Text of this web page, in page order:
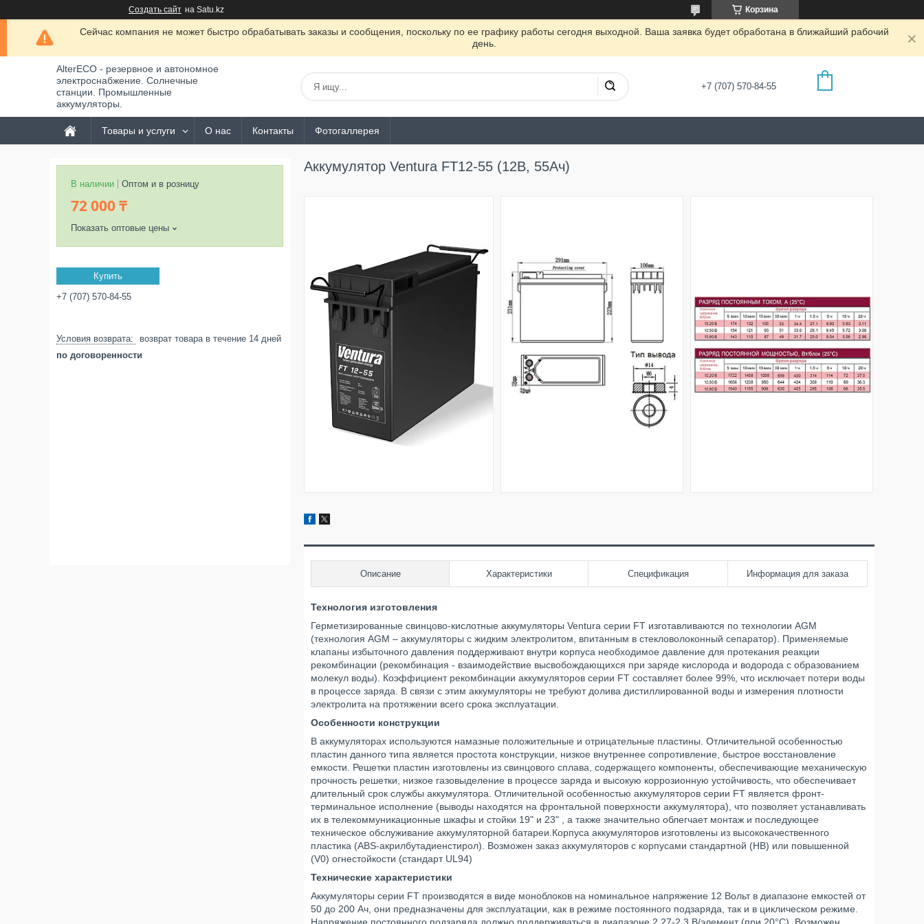
Создать сайт на Satu.kz Корзина
Сейчас компания не может быстро обрабатывать заказы и сообщения, поскольку по ее графику работы сегодня выходной. Ваша заявка будет обработана в ближайший рабочий
день.
AlterECO - резервное и автономное
электроснабжение. Солнечные
станции. Промышленные
аккумуляторы.
+7 (707) 570-84-55
Товары и услуги О нас Контакты Фотогаллерея
Аккумулятор Ventura FT12-55 (12В, 55Ач)
Описание Характеристики Спецификация Информация для заказа
Технология изготовления
Герметизированные свинцово-кислотные аккумуляторы Ventura серии FT изготавливаются по технологии AGM
(технология AGM – аккумуляторы с жидким электролитом, впитанным в стекловолоконный сепаратор). Применяемые
клапаны избыточного давления поддерживают внутри корпуса необходимое давление для протекания реакции
рекомбинации (рекомбинация - взаимодействие высвобождающихся при заряде кислорода и водорода с образованием
молекул воды). Коэффициент рекомбинации аккумуляторов серии FT составляет более 99%, что исключает потери воды
в процессе заряда. В связи с этим аккумуляторы не требуют долива дистиллированной воды и измерения плотности
электролита на протяжении всего срока эксплуатации.
Особенности конструкции
В аккумуляторах используются намазные положительные и отрицательные пластины. Отличительной особенностью
пластин данного типа является простота конструкции, низкое внутреннее сопротивление, быстрое восстановление
емкости. Решетки пластин изготовлены из свинцового сплава, содержащего компоненты, обеспечивающие механическую
прочность решетки, низкое газовыделение в процессе заряда и высокую коррозионную устойчивость, что обеспечивает
длительный срок службы аккумулятора. Отличительной особенностью аккумуляторов серии FT является фронт-
терминальное исполнение (выводы находятся на фронтальной поверхности аккумулятора), что позволяет устанавливать
их в телекоммуникационные шкафы и стойки 19ʺ и 23ʺ , а также значительно облегчает монтаж и последующее
техническое обслуживание аккумуляторной батареи.Корпуса аккумуляторов изготовлены из высококачественного
пластика (ABS-акрилбутадиенстирол). Возможен заказ аккумуляторов с корпусами стандартной (НВ) или повышенной
(V0) огнестойкости (стандарт UL94)
Технические характеристики
Аккумуляторы серии FT производятся в виде моноблоков на номинальное напряжение 12 Вольт в диапазоне емкостей от
50 до 200 Ач, они предназначены для эксплуатации, как в режиме постоянного подзаряда, так и в циклическом режиме.
В наличии Оптом и в розницу
72 000 ₸
Показать оптовые цены
Купить
+7 (707) 570-84-55
возврат товара в течение 14 дней
по договоренности